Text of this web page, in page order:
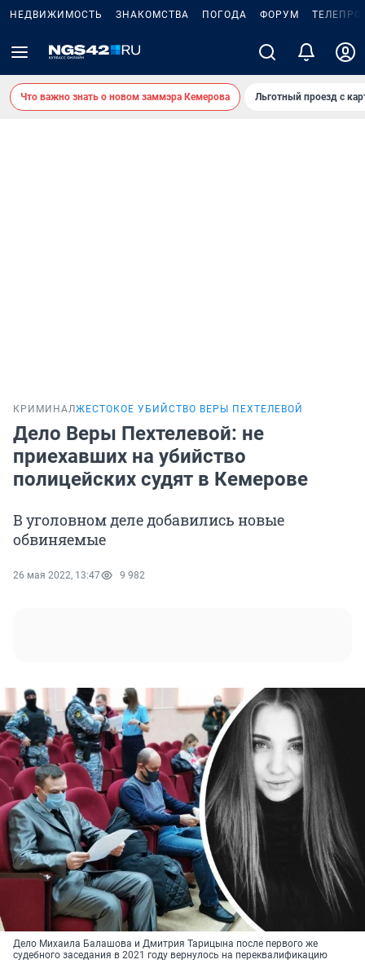
НЕДВИЖИМОСТЬ ЗНАКОМСТВА ПОГОДА ФОРУМ
Что важно знать о новом заммэра Кемерова Льготный проезд с
КРИМИНАЛЖЕСТОКОЕ УБИЙСТВО ВЕРЫ ПЕХТЕЛЕВОЙ
Дело Веры Пехтелевой: не
приехавших на убийство
полицейских судят в Кемерове
В уголовном деле добавились новые
обвиняемые
26 мая 2022, 13:47 9 982
Дело Михаила Балашова и Дмитрия Тарицына после первого же
судебного заседания в 2021 году вернулось на переквалификацию